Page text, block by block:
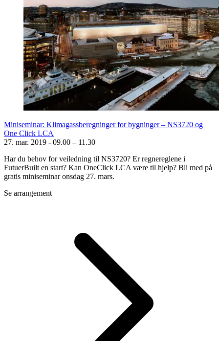
Miniseminar: Klimagassberegninger for bygninger – NS3720 og
One Click LCA
27. mar. 2019 - 09.00 – 11.30
Har du behov for veiledning til NS3720? Er regnereglene i
FutuerBuilt en start? Kan OneClick LCA være til hjelp? Bli med på
gratis miniseminar onsdag 27. mars.
Se arrangement